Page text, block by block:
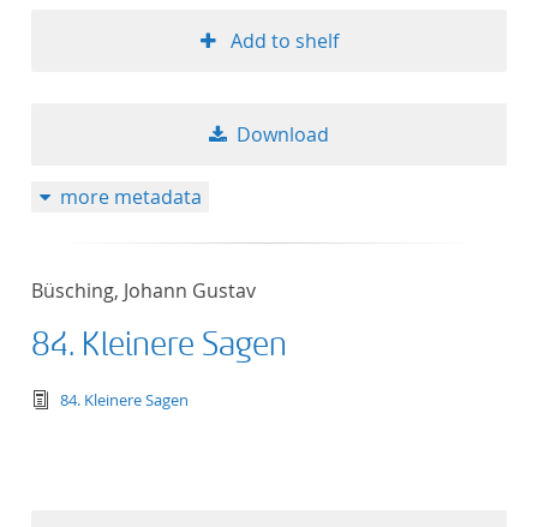
Add to shelf
Download
more metadata
Büsching, Johann Gustav
84. Kleinere Sagen
text/tg.edition+tg.aggregation+xml
84. Kleinere Sagen